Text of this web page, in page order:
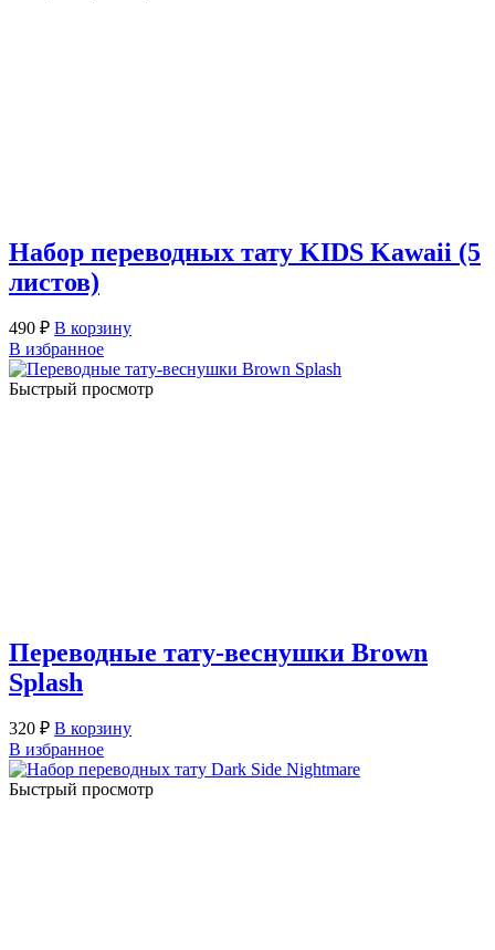
Набор переводных тату KIDS Kawaii (5
листов)
490 ₽ В корзину
В избранное
Быстрый просмотр
Переводные тату-веснушки Brown
Splash
320 ₽ В корзину
В избранное
Быстрый просмотр